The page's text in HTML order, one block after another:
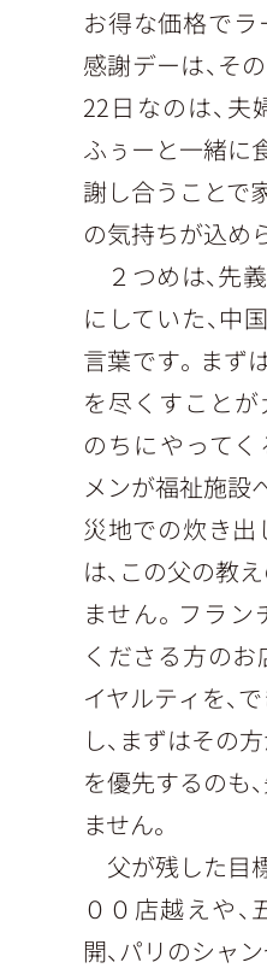
お得な価格でラ
感謝デーは、そ
22日なのは、
ふぅーと一緒に
謝し合うことで
の気持ちが込め
２つめは、先
にしていた、中
言葉です。まず
を尽くすこと
のちにやって
メンが福祉施設
災地での炊き
は、この父の教
ません。フラ
くださる方の
イヤルティを、
し、まずはその
を優先するのも
ません。
父が残した目
００店越えや
開、パリのシャ